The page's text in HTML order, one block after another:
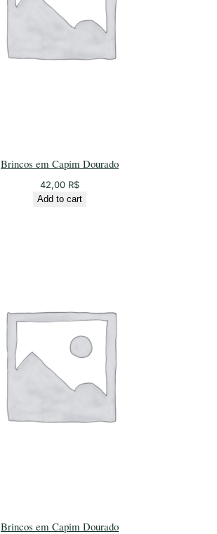
Brincos em Capim Dourado
42,00 R$
Add to cart
Brincos em Capim Dourado